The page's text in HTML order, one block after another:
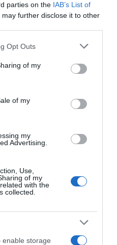
parties on the IAB’s List of
may further disclose it to other
uses one or more Google
behaviour. You may click to
and its third-party tags to
purposes in below Google
Opt Outs
of my
of my
my
Advertising.
Use,
of my
with the
collected.
enable storage